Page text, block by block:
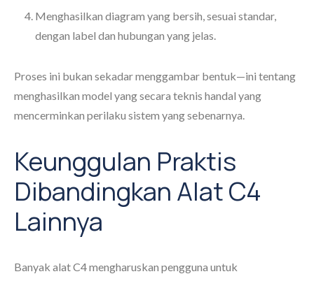
Menghasilkan diagram yang bersih, sesuai standar,
dengan label dan hubungan yang jelas.
Proses ini bukan sekadar menggambar bentuk—ini tentang
menghasilkan model yang secara teknis handal yang
mencerminkan perilaku sistem yang sebenarnya.
Keunggulan Praktis
Dibandingkan Alat C4
Lainnya
Banyak alat C4 mengharuskan pengguna untuk